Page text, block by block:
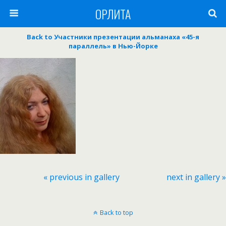
ОРЛИТА
Back to Участники презентации альманаха «45-я
параллель» в Нью-Йорке
« previous in gallery next in gallery »
Back to top